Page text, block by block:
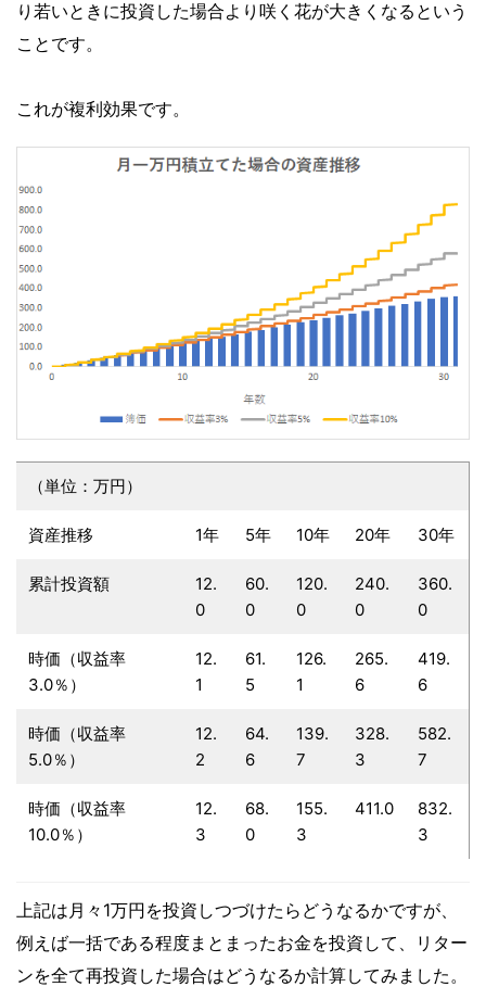
り若いときに投資した場合より咲く花が大きくなるという
ことです。
これが複利効果です。
（単位：万円）
資産推移 1年 5年 10年 20年 30年
累計投資額
12.
0
60.
0
120.
0
240.
0
360.
0
時価（収益率
3.0％）
12.
1
61.
5
126.
1
265.
6
419.
6
時価（収益率
5.0％）
12.
2
64.
6
139.
7
328.
3
582.
7
時価（収益率
10.0％）
12.
3
68.
0
155.
3
411.0
832.
3
上記は月々1万円を投資しつづけたらどうなるかですが、
例えば一括である程度まとまったお金を投資して、リター
ンを全て再投資した場合はどうなるか計算してみました。